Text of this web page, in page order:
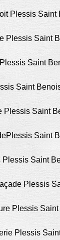
Plessis Saint
Plessis Saint
Saint
Saint
Plessis Saint
Saint
Plessis Saint
Plessis
Plessis
Plessis